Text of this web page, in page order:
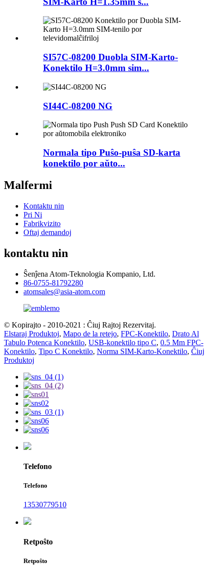
SI57C-08200 Duobla SIM-Karto-
Konektilo H=3.0mm sim...
SI44C-08200 NG
Normala tipo Puŝo-puŝa SD-karta
konektilo por aŭto...
Malfermi
Kontaktu nin
Pri Ni
Fabrikvizito
Oftaj demandoj
kontaktu nin
Ŝenĵena Atom-Teknologia Kompanio, Ltd.
86-0755-81792280
atomsales@asia-atom.com
© Kopirajto - 2010-2021 : Ĉiuj Rajtoj Rezervitaj.
Elstaraj Produktoj, Mapo de la retejo, FPC-Konektilo, Drato Al
Tabulo Potenca Konektilo, USB-konektilo tipo C, 0.5 Mm FPC-
Konektilo, Tipo C Konektilo, Norma SIM-Karto-Konektilo, Ĉiuj
Produktoj
Telefono
Telefono
13530779510
Retpoŝto
Retpoŝto